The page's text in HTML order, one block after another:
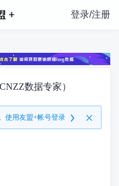
登录/注册
数据专家）
使用友盟+帐号登录